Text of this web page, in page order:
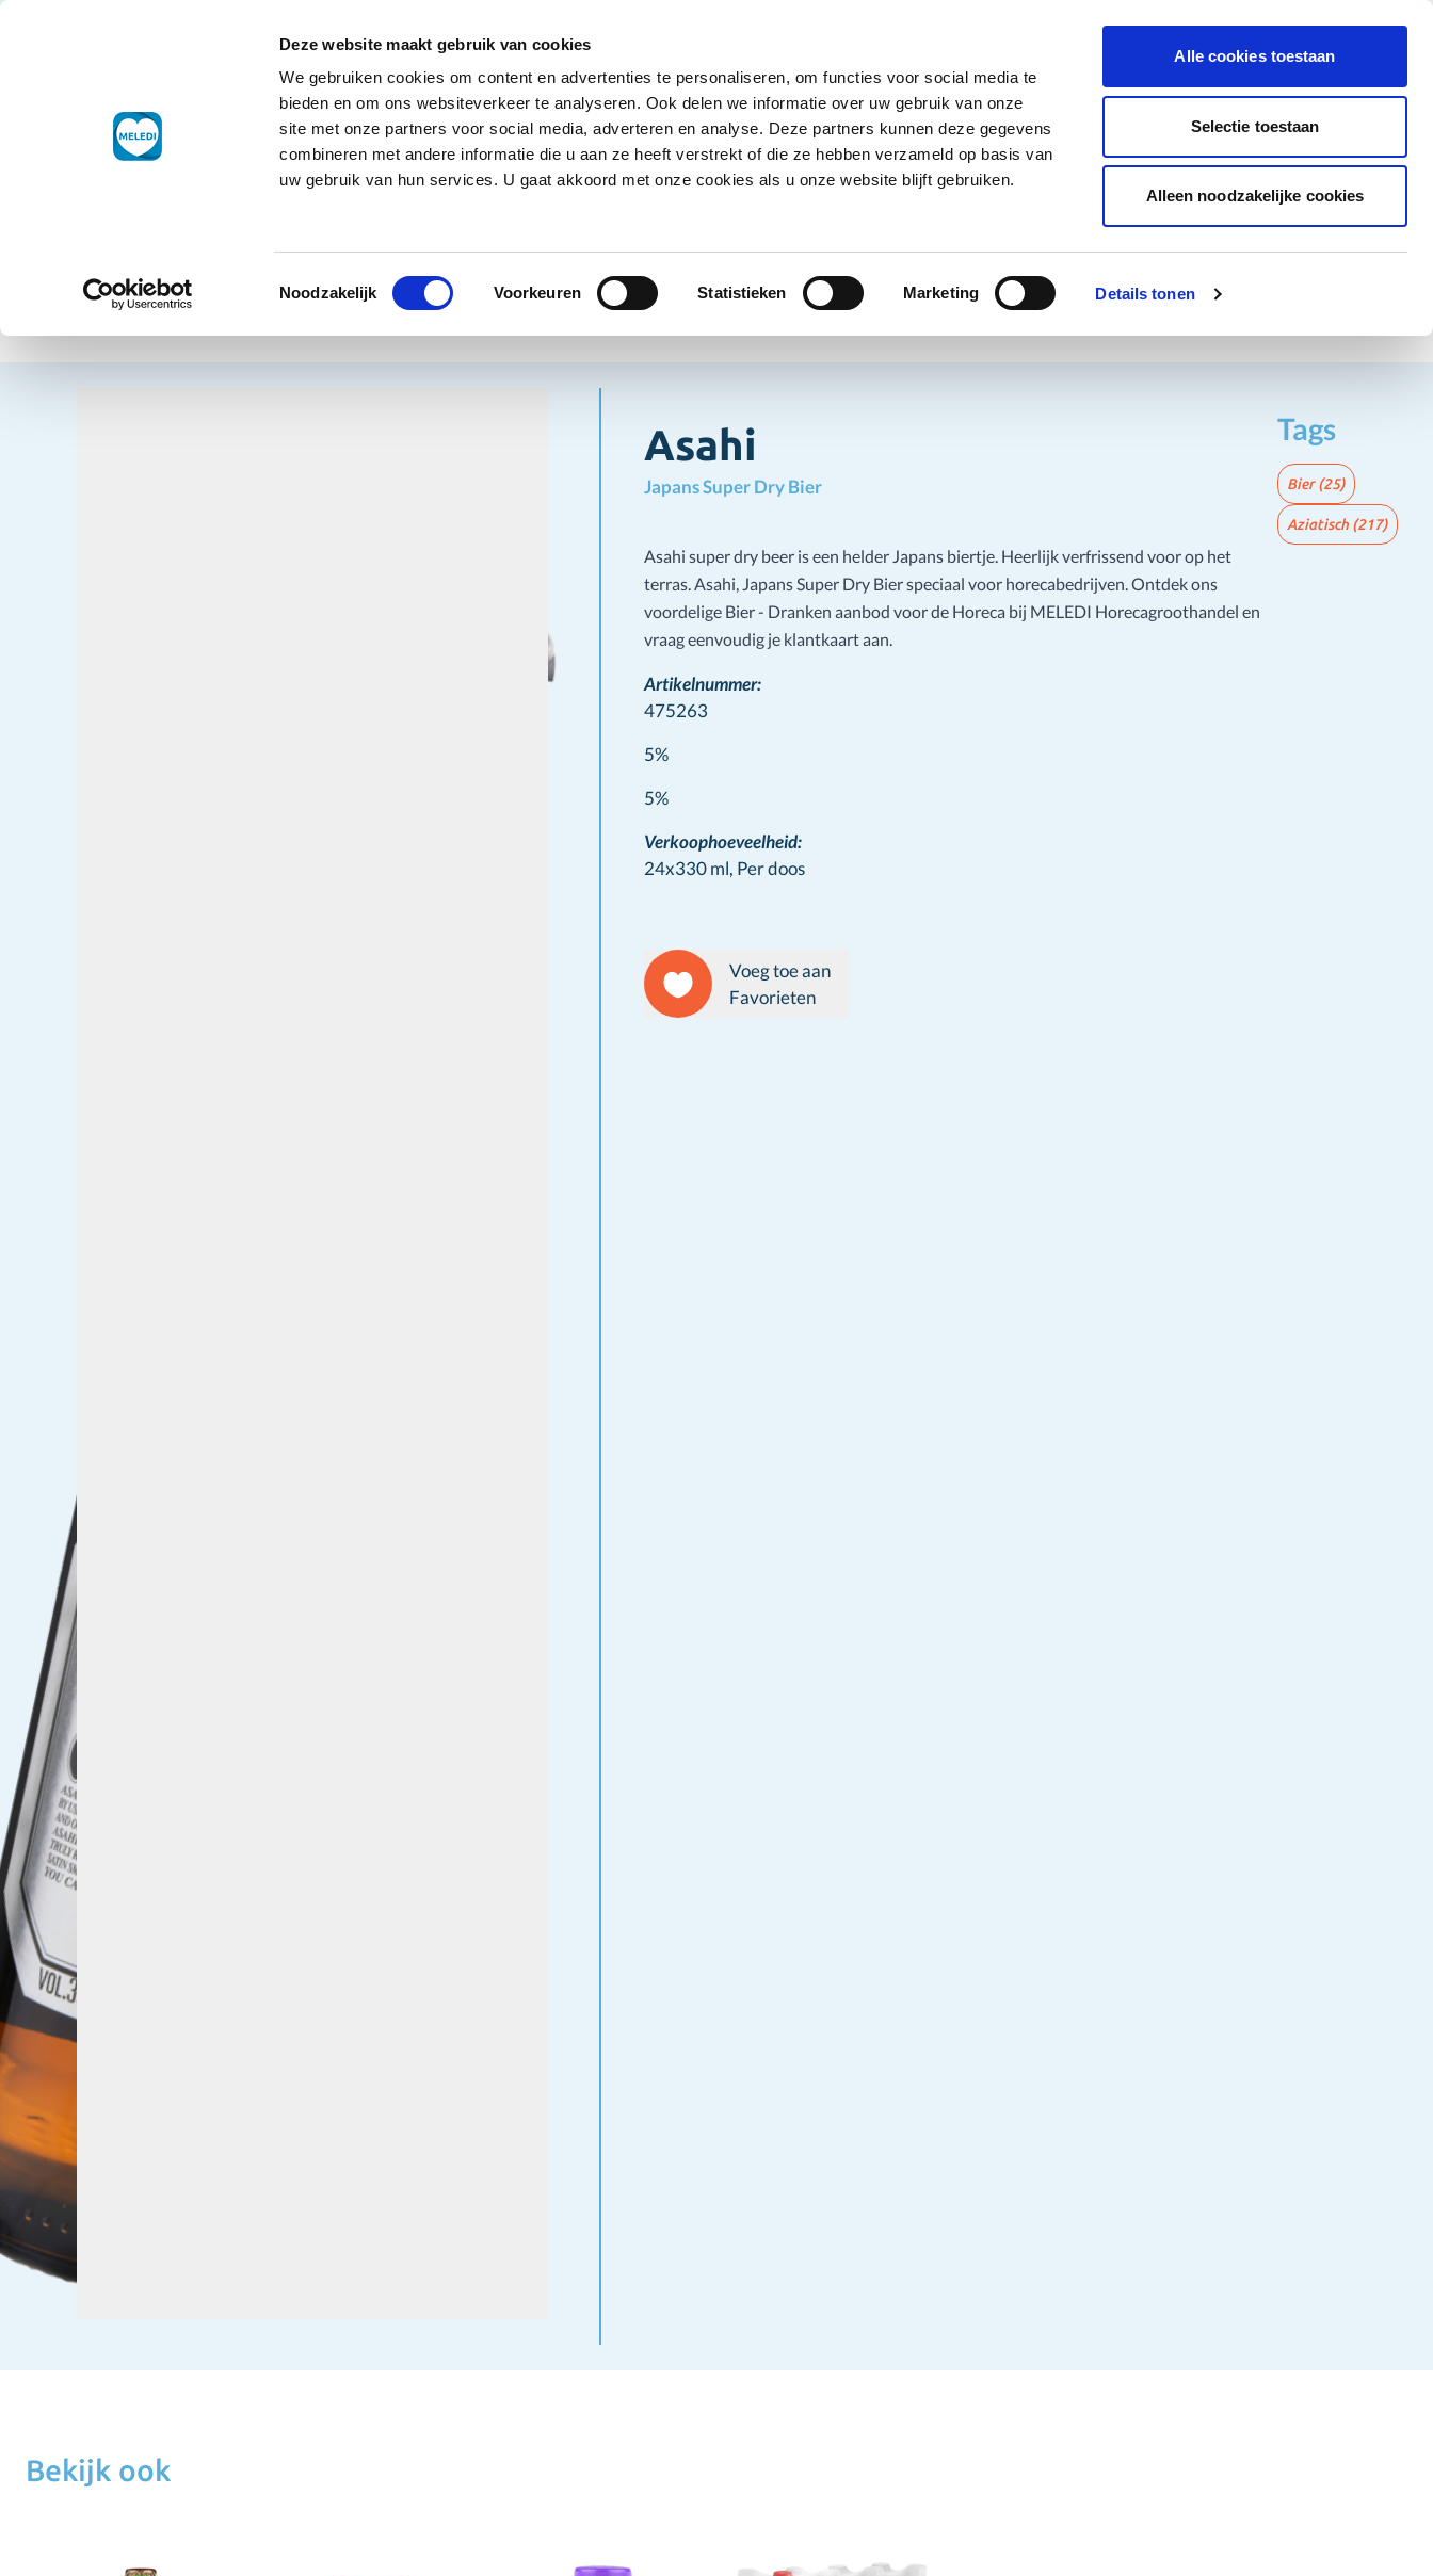
Deze website maakt gebruik van cookies
We gebruiken cookies om content en advertenties te personaliseren, om functies voor social media te
bieden en om ons websiteverkeer te analyseren. Ook delen we informatie over uw gebruik van onze
site met onze partners voor social media, adverteren en analyse. Deze partners kunnen deze gegevens
combineren met andere informatie die u aan ze heeft verstrekt of die ze hebben verzameld op basis van
uw gebruik van hun services. U gaat akkoord met onze cookies als u onze website blijft gebruiken.
Toestemmingsselectie
Noodzakelijk Voorkeuren Statistieken Marketing Details tonen
Alle cookies toestaan
Selectie toestaan
Alleen noodzakelijke cookies
Ga naar de inhoud
Droogwaren
Show submenu for Droogwaren category
Koelproducten
Show submenu for Koelproducten category
Diepvriesproducten
Show submenu for Diepvriesproducten category
Dranken
Show submenu for Dranken category
Non-Food
Alle deals
Word klant
Terug naar overzicht
Home Dranken Bier Asahi
Bier
Asahi
Japans Super Dry Bier
Asahi super dry beer is een helder Japans biertje. Heerlijk verfrissend voor op het
terras. Asahi, Japans Super Dry Bier speciaal voor horecabedrijven. Ontdek ons
voordelige Bier - Dranken aanbod voor de Horeca bij MELEDI Horecagroothandel en
vraag eenvoudig je klantkaart aan.
Artikelnummer:
475263
5%
Wine info
5%
Verkoophoeveelheid:
24x330 ml, Per doos
Voeg toe aan
Favorieten
Tags
Bier(25)
Aziatisch (217)
Bekijk ook